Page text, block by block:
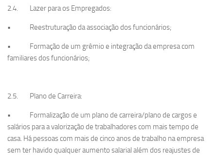
2.4. Lazer para os Empregados:
• Reestruturação da associação dos funcionários;
• Formação de um grêmio e integração da empresa com
familiares dos funcionários;
2.5. Plano de Carreira:
• Formalização de um plano de carreira/plano de cargos e
salários para a valorização de trabalhadores com mais tempo de
casa. Há pessoas com mais de cinco anos de trabalho na empresa
sem ter havido qualquer aumento salarial além dos reajustes de